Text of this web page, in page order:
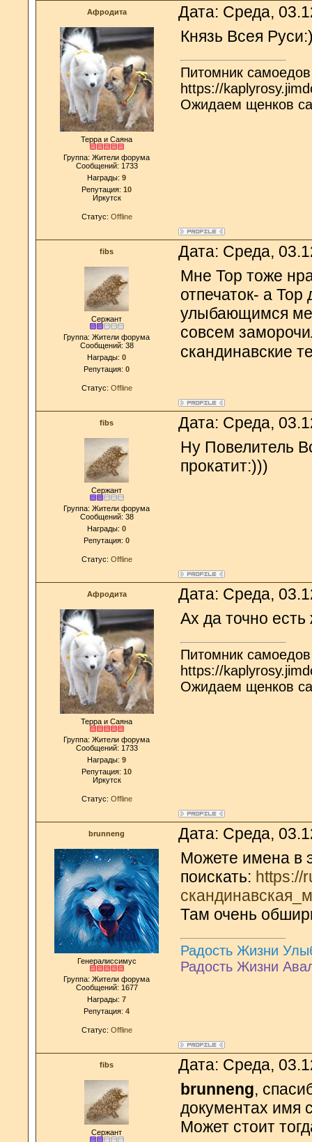
Афродита Дата: Среда,
Терра и Саяна
Группа: Жители форума
Сообщений: 1733
Награды: 9
Репутация: 10
Иркутск
Статус: Offline
Князь Всея
Питомник
https://
Ожидаем щенков
fibs Дата: Среда,
Сержант
Группа: Жители форума
Сообщений: 38
Награды: 0
Репутация: 0
Статус: Offline
Мне Тор тоже
отпечаток- а
улыбающимся
совсем
скандинавские
fibs Дата: Среда,
Сержант
Группа: Жители форума
Сообщений: 38
Награды: 0
Репутация: 0
Статус: Offline
Ну Повелитель
прокатит:)))
Афродита Дата: Среда,
Терра и Саяна
Группа: Жители форума
Сообщений: 1733
Награды: 9
Репутация: 10
Иркутск
Статус: Offline
Ах да точно есть
Питомник
https://
Ожидаем щенков
brunneng Дата: Среда,
Генералиссимус
Группа: Жители форума
Сообщений: 1677
Награды: 7
Репутация: 4
Статус: Offline
Можете имена в
поискать: https://
Там очень
Радость Жизни
Радость Жизни
fibs Дата: Среда,
Сержант
brunneng,
документах имя
Может стоит